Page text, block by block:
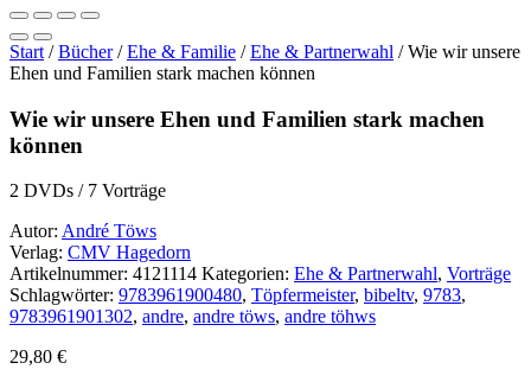
Start /Bücher/Ehe & Familie /Ehe & Partnerwahl / Wie wir unsere
Ehen und Familien stark machen können
Wie wir unsere Ehen und Familien stark machen
können
2 DVDs / 7 Vorträge
Autor: André Töws
Verlag: CMV Hagedorn
Artikelnummer: 4121114 Kategorien: Ehe & Partnerwahl, Vorträge
Schlagwörter: 9783961900480, Töpfermeister, bibeltv, 9783,
9783961901302, andre, andre töws, andre töhws
29,80 €